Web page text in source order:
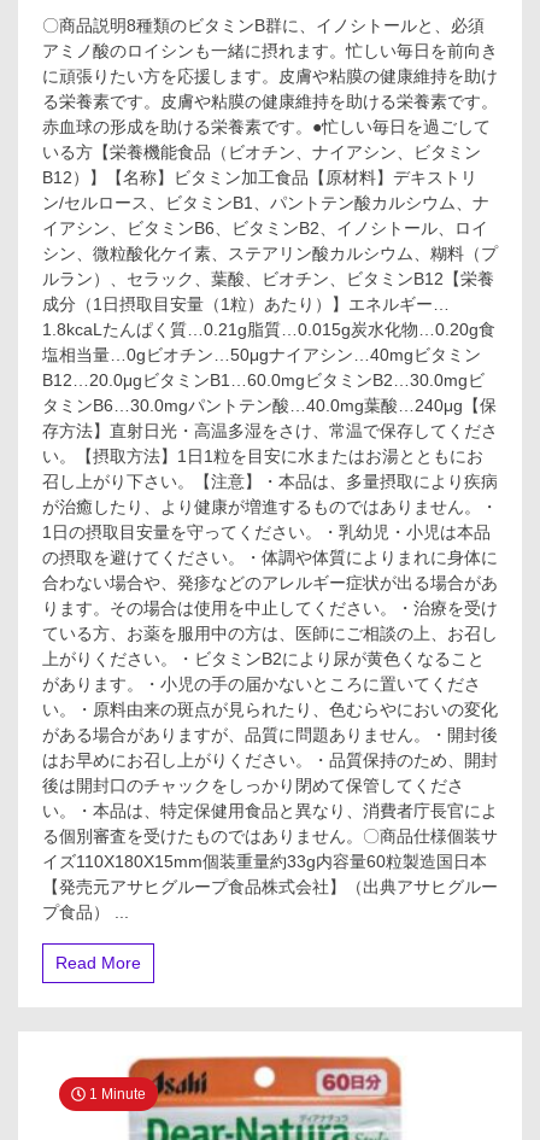
ィ
ア
ナ
チ
ュ
ス
タ
イ
ル
ビ
タ
ン
B
ミ
ッ
ク
ス
日
分
60
粒
入
〇商品説明8種類のビタミンB群に、イノシトールと、必須
アミノ酸のロイシンも一緒に摂れます。忙しい毎日を前向き
に頑張りたい方を応援します。皮膚や粘膜の健康維持を助け
る栄養素です。皮膚や粘膜の健康維持を助ける栄養素です。
赤血球の形成を助ける栄養素です。●忙しい毎日を過ごして
いる方【栄養機能食品（ビオチン、ナイアシン、ビタミン
B12）】【名称】ビタミン加工食品【原材料】デキストリ
ン/セルロース、ビタミンB1、パントテン酸カルシウム、ナ
イアシン、ビタミンB6、ビタミンB2、イノシトール、ロイ
シン、微粒酸化ケイ素、ステアリン酸カルシウム、糊料（プ
ルラン）、セラック、葉酸、ビオチン、ビタミンB12【栄養
成分（1日摂取目安量（1粒）あたり）】エネルギー…
1.8kcaLたんぱく質…0.21g脂質…0.015g炭水化物…0.20g食
塩相当量…0gビオチン…50μgナイアシン…40mgビタミン
B12…20.0μgビタミンB1…60.0mgビタミンB2…30.0mgビ
タミンB6…30.0mgパントテン酸…40.0mg葉酸…240μg【保
存方法】直射日光・高温多湿をさけ、常温で保存してくださ
い。【摂取方法】1日1粒を目安に水またはお湯とともにお
召し上がり下さい。【注意】・本品は、多量摂取により疾病
が治癒したり、より健康が増進するものではありません。・
1日の摂取目安量を守ってください。・乳幼児・小児は本品
の摂取を避けてください。・体調や体質によりまれに身体に
合わない場合や、発疹などのアレルギー症状が出る場合があ
ります。その場合は使用を中止してください。・治療を受け
ている方、お薬を服用中の方は、医師にご相談の上、お召し
上がりください。・ビタミンB2により尿が黄色くなること
があります。・小児の手の届かないところに置いてくださ
い。・原料由来の斑点が見られたり、色むらやにおいの変化
がある場合がありますが、品質に問題ありません。・開封後
はお早めにお召し上がりください。・品質保持のため、開封
後は開封口のチャックをしっかり閉めて保管してくださ
い。・本品は、特定保健用食品と異なり、消費者庁長官によ
る個別審査を受けたものではありません。〇商品仕様個装サ
イズ110X180X15mm個装重量約33g内容量60粒製造国日本
【発売元アサヒグループ食品株式会社】（出典アサヒグルー
Read More
1 Minute